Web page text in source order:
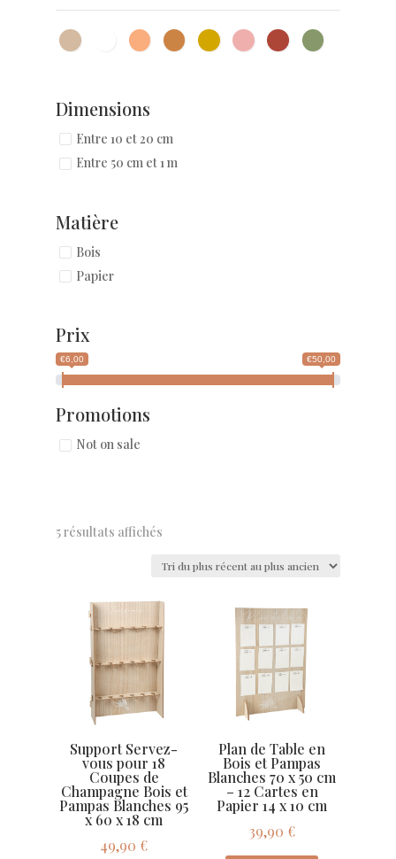
Dimensions
Entre 10 et 20 cm
Entre 50 cm et 1 m
Matière
Bois
Papier
Prix
€6,00 €50,00
Promotions
Not on sale
5 résultats affichés
Support Servez-
vous pour 18
Coupes de
Champagne Bois et
Pampas Blanches 95
x 60 x 18 cm
49,90 €
Plan de Table en
Bois et Pampas
Blanches 70 x 50 cm
– 12 Cartes en
Papier 14 x 10 cm
39,90 €